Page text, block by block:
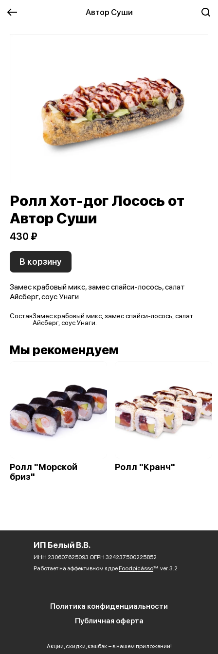
Автор Суши
Ролл Хот-дог Лосось от
Автор Суши
430 ₽
В корзину
Замес крабовый микс, замес спайси-лосось, салат
Айсберг, соус Унаги
СоставЗамес крабовый микс, замес спайси-лосось, салат
Айсберг, соус Унаги.
Мы рекомендуем
Ролл "Морской
бриз"
Ролл "Кранч"
ИП Белый В.В.
ИНН 230607625093 ОГРН 324237500225852
Работает на эффективном ядре Foodpicássover. 3.2
Политика конфиденциальности
Публичная оферта
Акции, скидки, кэшбэк − в нашем приложении!